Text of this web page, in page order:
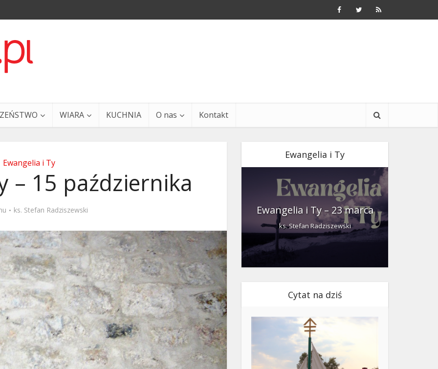
WIARA KUCHNIA O nas Kontakt
Ewangelia i Ty
– 15 października
ks. Stefan Radziszewski
Ewangelia i Ty
i Ty – 29 grudnia Ewangelia i Ty – 23 marca
ks. Stefan Radziszewski
Cytat na dziś